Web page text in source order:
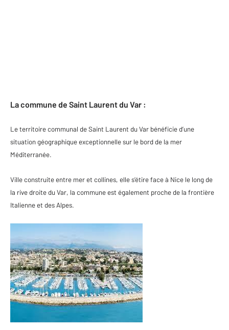
La commune de Saint Laurent du Var :
Le territoire communal de Saint Laurent du Var bénéficie d’une
situation géographique exceptionnelle sur le bord de la mer
Méditerranée.
Ville construite entre mer et collines, elle s’étire face à Nice le long de
la rive droite du Var, la commune est également proche de la frontière
Italienne et des Alpes.